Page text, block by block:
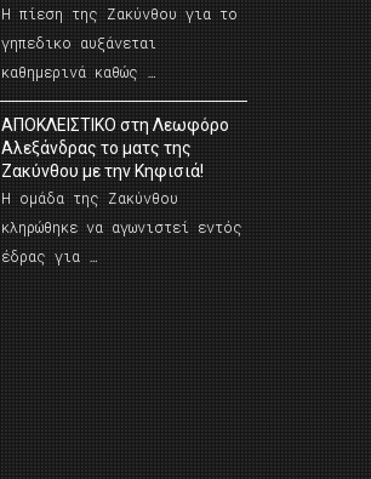
Η πίεση της Ζακύνθου για το
γηπεδικο αυξάνεται
καθημερινά καθώς …
AΠΟΚΛΕΙΣΤΙΚΟ στη Λεωφόρο
Αλεξάνδρας το ματς της
Ζακύνθου με την Κηφισιά!
Η ομάδα της Ζακύνθου
κληρώθηκε να αγωνιστεί εντός
έδρας για …